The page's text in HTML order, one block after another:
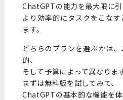
ChatGPTの能力を最大限に引
より効率的にタスクをこな
ます。
どちらのプランを選ぶかは
的、
そして予算によって異なります
まずは無料版を試してみて、
ChatGPTの基本的な機能を